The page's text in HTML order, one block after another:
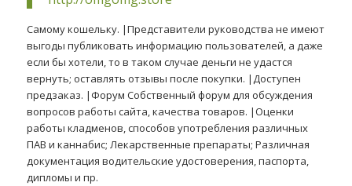
Самому кошельку. |Представители руководства не имеют
выгоды публиковать информацию пользователей, а даже
если бы хотели, то в таком случае деньги не удастся
вернуть; оставлять отзывы после покупки. |Доступен
предзаказ. |Форум Собственный форум для обсуждения
вопросов работы сайта, качества товаров. |Оценки
работы кладменов, способов употребления различных
ПАВ и каннабис; Лекарственные препараты; Различная
документация водительские удостоверения, паспорта,
дипломы и пр.